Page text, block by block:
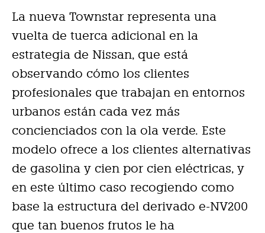
La nueva Townstar representa una
vuelta de tuerca adicional en la
estrategia de Nissan, que está
observando cómo los clientes
profesionales que trabajan en entornos
urbanos están cada vez más
concienciados con la ola verde. Este
modelo ofrece a los clientes alternativas
de gasolina y cien por cien eléctricas, y
en este último caso recogiendo como
base la estructura del derivado e-NV200
que tan buenos frutos le ha